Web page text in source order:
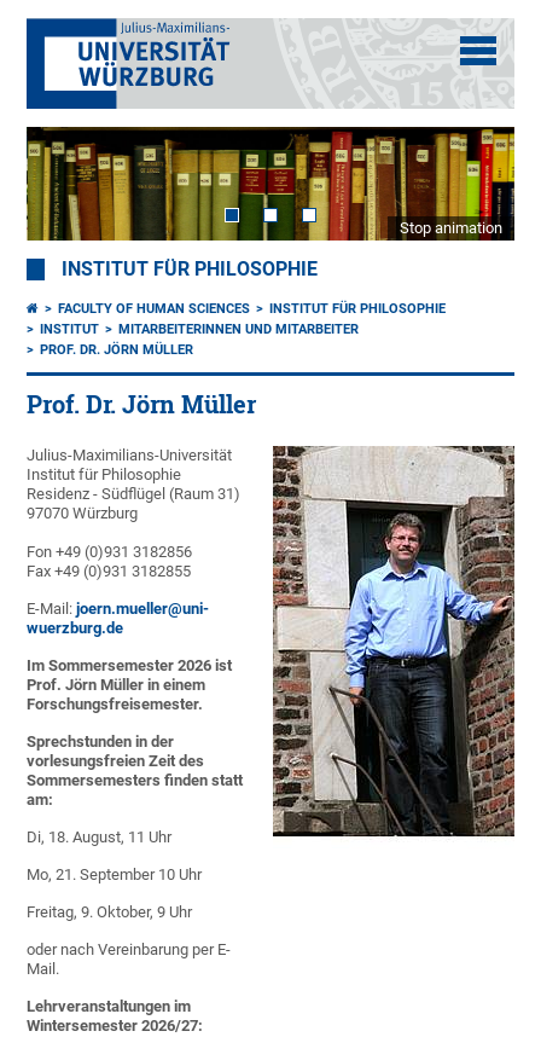
Stop animation
INSTITUT FÜR PHILOSOPHIE
FACULTY OF HUMAN SCIENCES
INSTITUT FÜR PHILOSOPHIE
INSTITUT
MITARBEITERINNEN UND MITARBEITER
PROF. DR. JÖRN MÜLLER
Prof. Dr. Jörn Müller
Julius-Maximilians-Universität
Institut für Philosophie
Residenz - Südflügel (Raum 31)
97070 Würzburg
Fon +49 (0)931 3182856
Fax +49 (0)931 3182855
E-Mail:joern.mueller@uni-
wuerzburg.de
Im Sommersemester 2026 ist
Prof. Jörn Müller in einem
Forschungsfreisemester.
Sprechstunden in der
vorlesungsfreien Zeit des
Sommersemesters finden statt
am:
Di, 18. August, 11 Uhr
Mo, 21. September 10 Uhr
Freitag, 9. Oktober, 9 Uhr
oder nach Vereinbarung per E-
Mail.
Lehrveranstaltungen im
Wintersemester 2026/27: